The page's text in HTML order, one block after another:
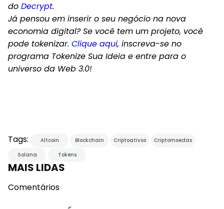
do Decrypt.
Já pensou em inserir o seu negócio na nova
economia digital? Se você tem um projeto, você
pode tokenizar. Clique aqui, inscreva-se no
programa Tokenize Sua Ideia e entre para o
universo da Web 3.0!
Tags: Altcoin Blockchain Criptoativos
Criptomoedas
Solana
Tokens
MAIS LIDAS
Comentários